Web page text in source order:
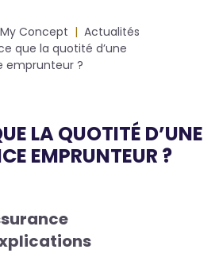
My Concept
Actualités
que la quotité d’une
emprunteur ?
LA QUOTITÉ D’UNE
EMPRUNTEUR ?